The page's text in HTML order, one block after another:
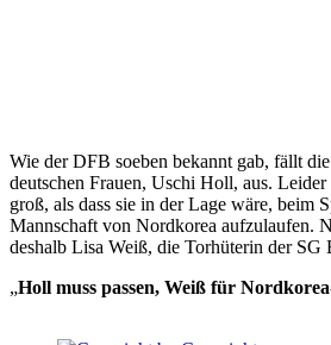
Wie der DFB soeben bekannt gab, fällt
deutschen Frauen, Uschi Holl, aus.
groß, als dass sie in der Lage wäre, beim
Mannschaft von Nordkorea aufzulaufen.
deshalb Lisa Weiß, die Torhüterin der SG
„Holl muss passen, Weiß für